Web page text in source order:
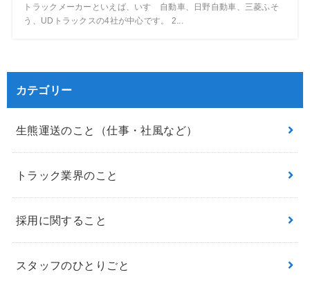
トラックメーカーといえば、いすゞ自動車、日野自動車、三菱ふそ
う、UDトラックスの4社が中心です。 2...
カテゴリー
生熊運送のこと（仕事・社風など）
トラック業界のこと
採用に関すること
スタッフのひとりごと